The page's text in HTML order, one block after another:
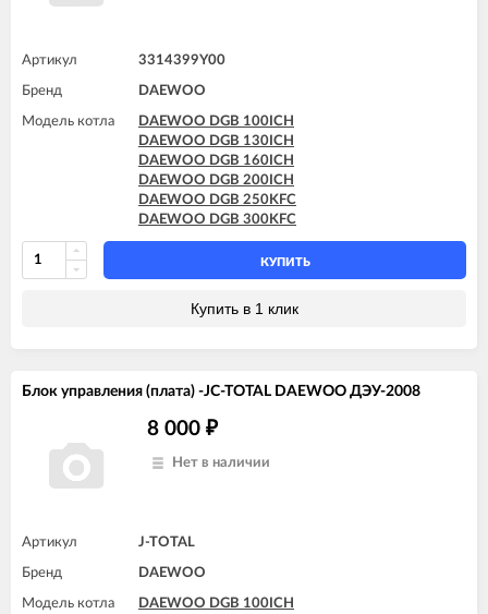
Артикул 3314399Y00
Бренд DAEWOO
Модель котла
DAEWOO DGB 100ICH
DAEWOO DGB 130ICH
DAEWOO DGB 160ICH
DAEWOO DGB 200ICH
DAEWOO DGB 250KFC
DAEWOO DGB 300KFC
КУПИТЬ
Купить в 1 клик
Блок управления (плата) -JC-TOTAL DAEWOO ДЭУ-2008
8 000 ₽
Нет в наличии
Артикул J-TOTAL
Бренд DAEWOO
Модель котла
DAEWOO DGB 100ICH